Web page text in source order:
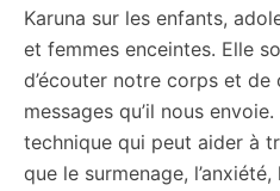
Karuna sur les enfants,
et femmes enceintes. Elle
d’écouter notre corps et de
messages qu’il nous
technique qui peut aider à
que le surmenage,